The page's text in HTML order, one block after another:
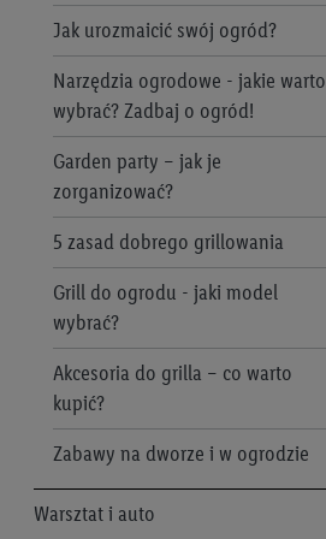
Jak urozmaicić swój ogród?
Narzędzia ogrodowe - jakie warto
wybrać? Zadbaj o ogród!
Garden party – jak je
zorganizować?
5 zasad dobrego grillowania
Grill do ogrodu - jaki model
wybrać?
Akcesoria do grilla – co warto
kupić?
Zabawy na dworze i w ogrodzie
Warsztat i auto